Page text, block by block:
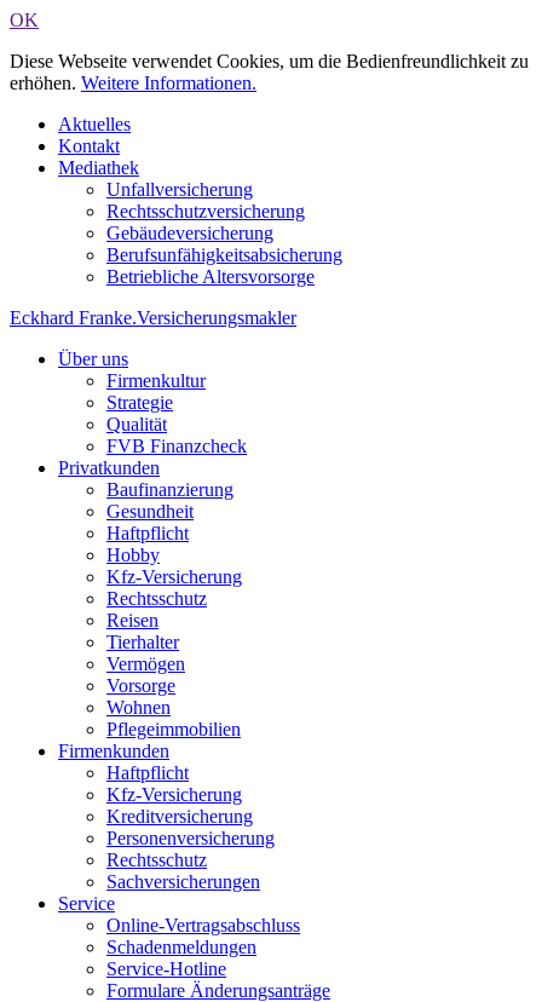
OK
Diese Webseite verwendet Cookies, um die Bedienfreundlichkeit zu
erhöhen. Weitere Informationen.
Aktuelles
Kontakt
Mediathek
Unfallversicherung
Rechtsschutzversicherung
Gebäudeversicherung
Berufsunfähigkeitsabsicherung
Betriebliche Altersvorsorge
Eckhard Franke.Versicherungsmakler
Über uns
Firmenkultur
Strategie
Qualität
FVB Finanzcheck
Privatkunden
Baufinanzierung
Gesundheit
Haftpflicht
Hobby
Kfz-Versicherung
Rechtsschutz
Reisen
Tierhalter
Vermögen
Vorsorge
Wohnen
Pflegeimmobilien
Firmenkunden
Haftpflicht
Kfz-Versicherung
Kreditversicherung
Personenversicherung
Rechtsschutz
Sachversicherungen
Service
Online-Vertragsabschluss
Schadenmeldungen
Service-Hotline
Formulare Änderungsanträge